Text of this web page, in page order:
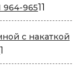
964-96511
с накаткой
1
товар